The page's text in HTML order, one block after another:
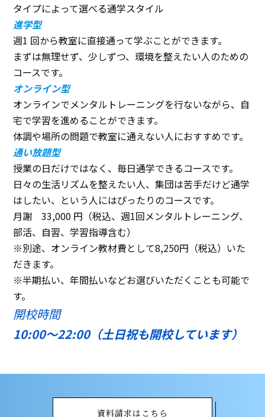
タイプによって選べる通学スタイル
進学型
週1 回から教室に直接通って学ぶことができます。
まずは無理せず、少しずつ、環境を整えたい人のための
コースです。
オンライン型
オンラインでメンタルトレーニングを行ないながら、自
宅で学習を進めることができます。
体調や場所の問題で教室に通えない人におすすめです。
通い放題型
授業の日だけではなく、毎日通学できるコースです。
日々の生活リズムを整えたい人、集団は苦手だけど通学
はしたい、という人にはぴったりのコースです。
月謝 33,000 円（税込、週1回メンタルトレーニング、
部活、自習、学習指導含む）
※別途、オンライン教材費として8,250円（税込）いた
だきます。
※半期払い、年間払いなどお選びいただくことも可能で
す。
開校時間
10:00～22:00（土日祝も開校しています）
資料請求はこちら